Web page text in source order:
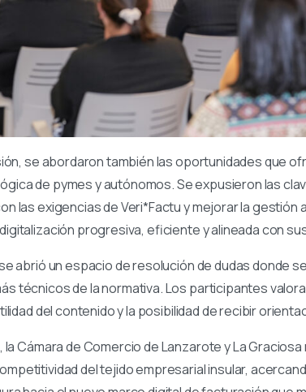
se abordaron también las oportunidades que
de pymes y autónomos. Se expusieron las
las exigencias de Veri*Factu y mejorar la
progresiva, eficiente y alineada con
abrió un espacio de resolución de dudas donde
técnicos de la normativa. Los participantes
del contenido y la posibilidad de recibir
la Cámara de Comercio de Lanzarote y La
del tejido empresarial insular,